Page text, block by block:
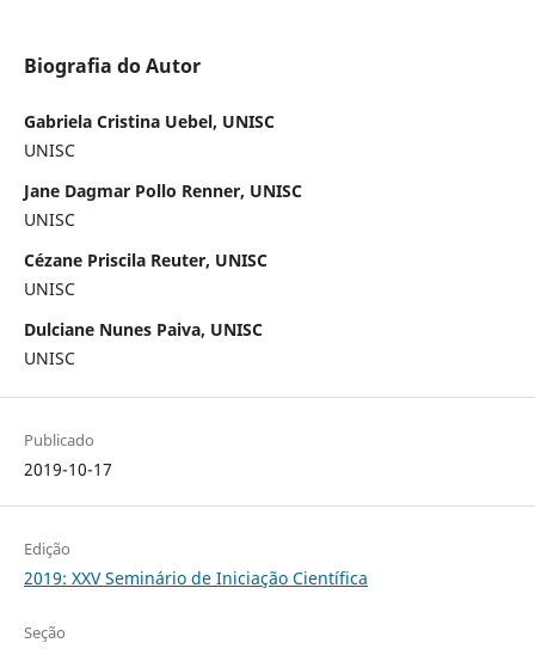
Biografia do Autor
Gabriela Cristina Uebel, UNISC
UNISC
Jane Dagmar Pollo Renner, UNISC
UNISC
Cézane Priscila Reuter, UNISC
UNISC
Dulciane Nunes Paiva, UNISC
UNISC
Publicado
2019-10-17
Edição
2019: XXV Seminário de Iniciação Científica
Seção